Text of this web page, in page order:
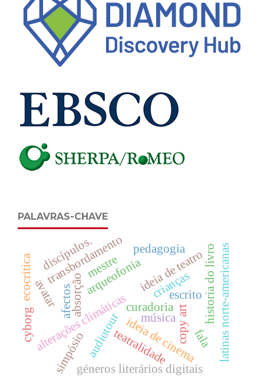
PALAVRAS-CHAVE
escrito
arqueofonia
curadoria
alterações climáticas
audiotour
ideia de teatro
ideia de cinema
absorção
teatralidade
transbordamento historia do livro
avatar
géneros literários digitais
cyborg copy art
crianças
ecocrítica latinas norte-americanas
simpósio
pedagogia
afectos
mestre
discípulos.
música
fala